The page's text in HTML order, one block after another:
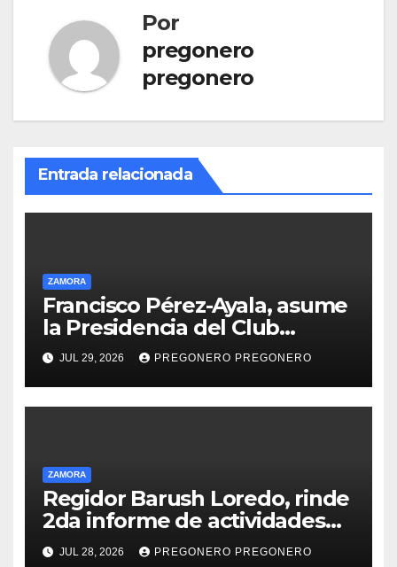
Por
pregonero
pregonero
Entrada relacionada
ZAMORA
Francisco Pérez-Ayala, asume
la Presidencia del Club
Rotario Zamora Industrial,
para el periodo 2026–2027
JUL 29, 2026 PREGONERO PREGONERO
ZAMORA
Regidor Barush Loredo, rinde
2da informe de actividades…
JUL 28, 2026 PREGONERO PREGONERO